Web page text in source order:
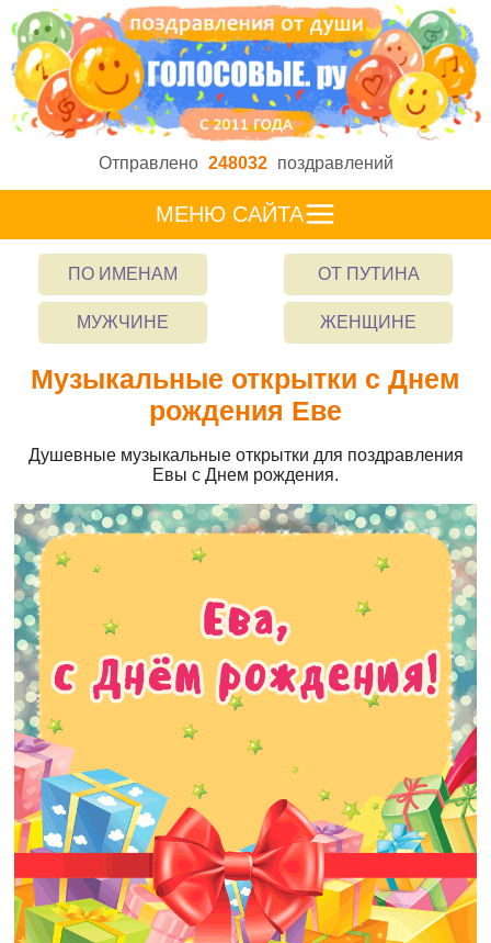
Отправлено 248032 поздравлений
МЕНЮ САЙТА
ПО ИМЕНАМ ОТ ПУТИНА
МУЖЧИНЕ ЖЕНЩИНЕ
Музыкальные открытки с Днем
рождения Еве
Душевные музыкальные открытки для поздравления
Евы с Днем рождения.